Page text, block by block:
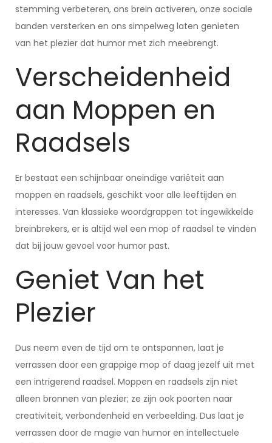
stemming verbeteren, ons brein activeren, onze sociale
banden versterken en ons simpelweg laten genieten
van het plezier dat humor met zich meebrengt.
Verscheidenheid
aan Moppen en
Raadsels
Er bestaat een schijnbaar oneindige variëteit aan
moppen en raadsels, geschikt voor alle leeftijden en
interesses. Van klassieke woordgrappen tot ingewikkelde
breinbrekers, er is altijd wel een mop of raadsel te vinden
dat bij jouw gevoel voor humor past.
Geniet Van het
Plezier
Dus neem even de tijd om te ontspannen, laat je
verrassen door een grappige mop of daag jezelf uit met
een intrigerend raadsel. Moppen en raadsels zijn niet
alleen bronnen van plezier; ze zijn ook poorten naar
creativiteit, verbondenheid en verbeelding. Dus laat je
verrassen door de magie van humor en intellectuele